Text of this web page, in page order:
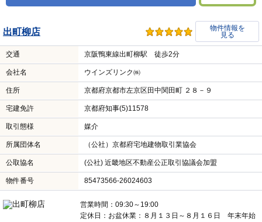
出町柳店
物件情報を
見る
交通 京阪鴨東線出町柳駅 徒歩2分
会社名 ウインズリンク㈱
住所 京都府京都市左京区田中関田町 ２８－９
宅建免許 京都府知事(5)11578
取引態様 媒介
所属団体名 （公社）京都府宅地建物取引業協会
公取協名 (公社) 近畿地区不動産公正取引協議会加盟
物件番号 85473566-26024603
営業時間：09:30～19:00
定休日：お盆休業：８月１３日～８月１６日 年末年始